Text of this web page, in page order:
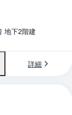
地下2階建
詳細
間取り